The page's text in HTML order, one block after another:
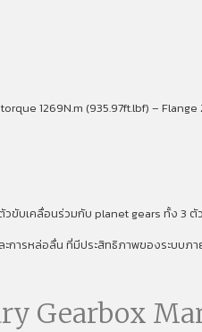
1269N.m (935.97ft.lbf) –
ขับเคลื่อนร่วมกับ planet gears ทั้ง 3 ตัว
ารหล่อลื่น ที่มีประสิทธิภาพของระบบภา
Gearbox